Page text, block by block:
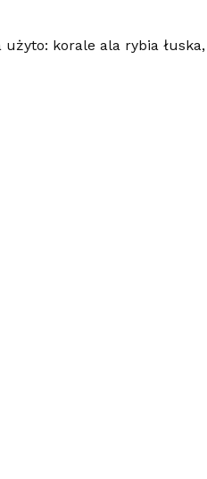
korale ala rybia